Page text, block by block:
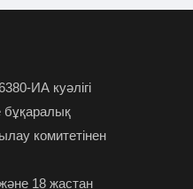
кеткенін
ешқашан өкінген
ИА куәлігі
бұқаралық
комитетінен
18 жастан